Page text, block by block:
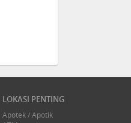
LOKASI PENTING
Apotek / Apotik